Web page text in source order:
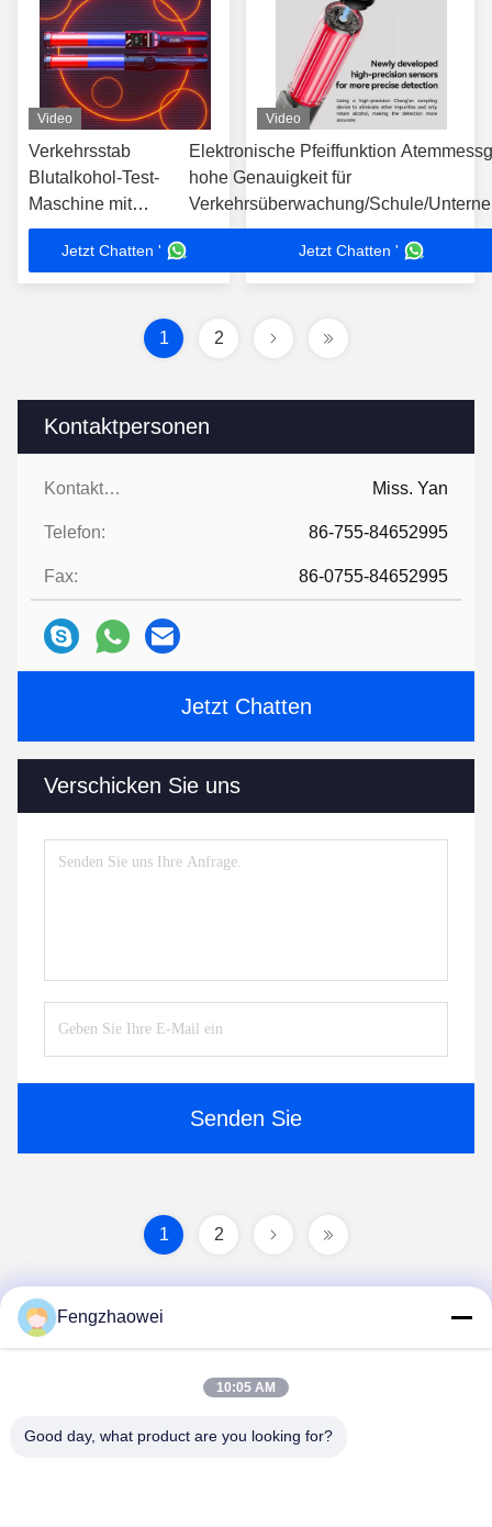
Kontaktpersonen
Kontaktpersonen: Miss. Yan
Telefon: 86-755-84652995
Fax: 86-0755-84652995
Jetzt Chatten
Verschicken Sie uns
Senden Sie
Video
Verkehrsstab
Blutalkohol-Test-
Maschine mit
elektronischer
Pfeifenfunktion
Jetzt Chatten '
Video
Elektronische Pfeiffunktion
hohe Genauigkeit für
Verkehrsüberwachung/Schule/
Jetzt Chatten '
1 2
1 2
Shenzhen Fengzhaowei Technology Co.,Ltd
Fengzhaowei
10:05 AM
Good day, what product are you looking for?